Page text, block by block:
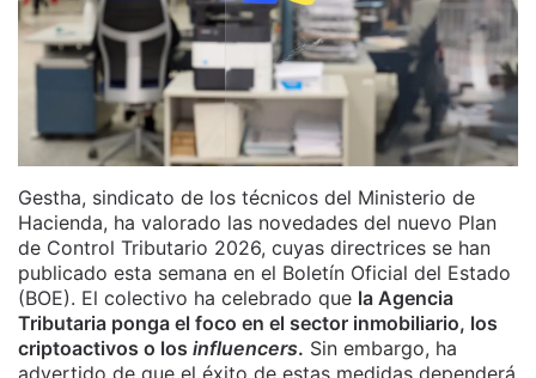
Gestha, sindicato de los técnicos del Ministerio de
Hacienda, ha valorado las novedades del nuevo Plan
de Control Tributario 2026, cuyas directrices se han
publicado esta semana en el Boletín Oficial del Estado
(BOE). El colectivo ha celebrado que la Agencia
Tributaria ponga el foco en el sector inmobiliario, los
criptoactivos o los influencers. Sin embargo, ha
advertido de que el éxito de estas medidas dependerá